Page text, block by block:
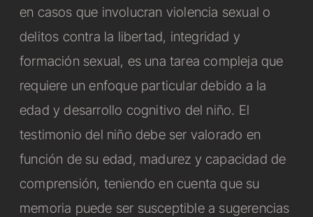
en casos que involucran violencia sexual o
delitos contra la libertad, integridad y
formación sexual, es una tarea compleja que
requiere un enfoque particular debido a la
edad y desarrollo cognitivo del niño. El
testimonio del niño debe ser valorado en
función de su edad, madurez y capacidad de
comprensión, teniendo en cuenta que su
memoria puede ser susceptible a sugerencias